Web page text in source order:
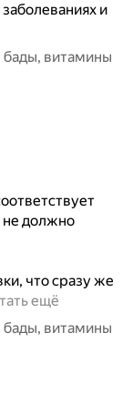
и
витамины
не должно
что сразу же
ещё
витамины